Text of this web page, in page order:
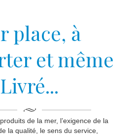
place, à
et même
Livré...
de la mer, l’exigence de la
la qualité, le sens du service,